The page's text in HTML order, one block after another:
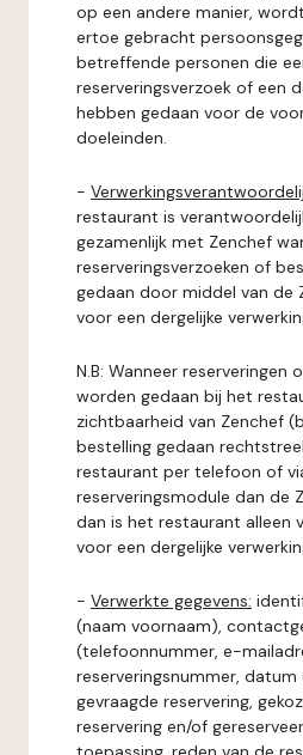
op een andere manier,
ertoe gebracht
betreffende personen die
reserveringsverzoek of een
hebben gedaan voor de
doeleinden.
-
restaurant is
gezamenlijk met Zenchef
reserveringsverzoeken of
gedaan door middel van de
voor een dergelijke
N.B: Wanneer reserveringen
worden gedaan bij het
zichtbaarheid van Zenchef
bestelling gedaan
restaurant per telefoon of
reserveringsmodule dan de
dan is het restaurant alleen
voor een dergelijke
- Verwerkte gegevens:
(naam voornaam),
(telefoonnummer, e-
reserveringsnummer, datum
gevraagde reservering,
reservering en/of